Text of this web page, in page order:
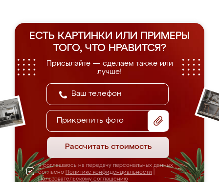
ЕСТЬ КАРТИНКИ ИЛИ ПРИМЕРЫ
ТОГО, ЧТО НРАВИТСЯ?
Присылайте — сделаем также или
лучше!
Прикрепить фото
Рассчитать стоимость
Я соглашаюсь на передачу персональных данных
согласно Политике конфиденциальности
Пользовательскому соглашению